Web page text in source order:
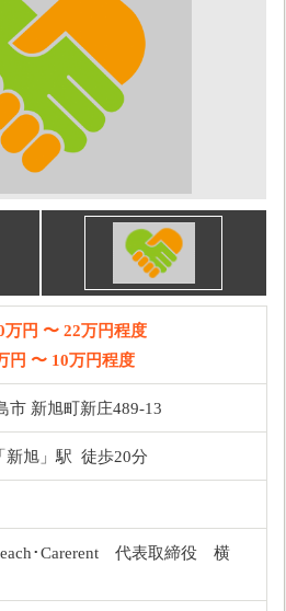
万円 〜 22万円程度
円 〜 10万円程度
市 新旭町新庄489-13
新旭」駅 徒歩20分
･Carerent 代表取締役 横